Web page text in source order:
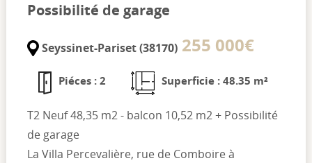
Possibilité de garage
Seyssinet-Pariset (38170) 255 000€
Piéces : 2 Superficie : 48.35 m²
T2 Neuf 48,35 m2 - balcon 10,52 m2 + Possibilité
de garage
La Villa Percevalière, rue de Comboire à